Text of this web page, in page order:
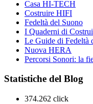
Casa HI-TECH
Costruire HIFI
Fedeltà del Suono
I Quaderni di
Le Guide di Fedeltà
Nuova HERA
Percorsi Sonori: la
Statistiche del Blog
374.262 click